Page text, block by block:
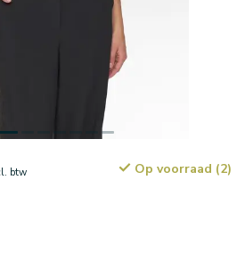
btw Op voorraad (2)